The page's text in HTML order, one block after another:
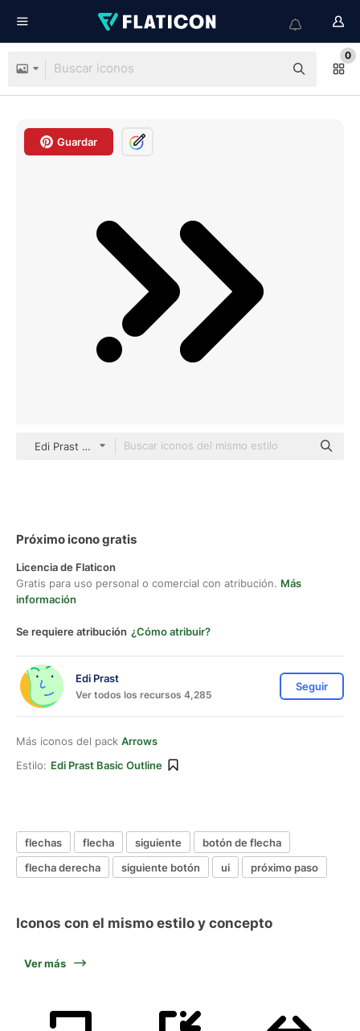
0
Guardar
Edi Prast Basic Outline
Próximo icono gratis
Licencia de Flaticon
Gratis para uso personal o comercial con atribución. Más
información
Se requiere atribución ¿Cómo atribuir?
Edi Prast
Ver todos los recursos 4,285
Seguir
Más iconos del pack Arrows
Estilo: Edi Prast Basic Outline
flechas flecha siguiente
botón de flecha
flecha derecha
siguiente botón ui próximo paso
Iconos con el mismo estilo y concepto
Ver más